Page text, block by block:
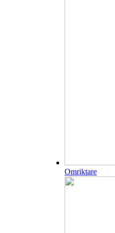
Omriktare